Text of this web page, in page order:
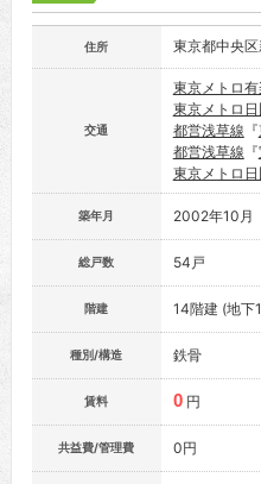
住所 東京都中央
交通
東京メトロ
東京メトロ
都営浅草線 『
都営浅草線 『
東京メトロ
築年月 2002年10月
総戸数 54戸
階建 14階建 (地下
種別/構造 鉄骨
賃料 0 円
共益費/管理費 0円